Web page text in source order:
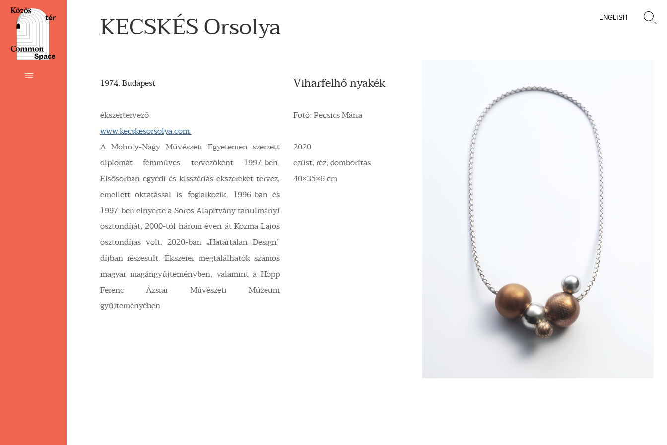
ENGLISH
KECSKÉS Orsolya
1974, Budapest
ékszertervező
www.kecskesorsolya.com
A Moholy-Nagy Művészeti Egyetemen szerzett
diplomát fémműves tervezőként 1997-ben.
Elsősorban egyedi és kisszériás ékszereket tervez,
emellett oktatással is foglalkozik. 1996-ban és
1997-ben elnyerte a Soros Alapítvány tanulmányi
ösztöndíját, 2000-tól három éven át Kozma Lajos
ösztöndíjas volt. 2020-ban „Határtalan Design”
díjban részesült. Ékszerei megtalálhatók számos
magyar magángyűjteményben, valamint a Hopp
Ferenc Ázsiai Művészeti Múzeum
gyűjteményében.
Viharfelhő nyakék
Fotó: Pecsics Mária
2020
ezüst, réz; domborítás
40×35×6 cm